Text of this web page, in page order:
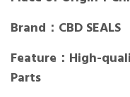
Brand：CBD SEALS
Feature：High-
Parts